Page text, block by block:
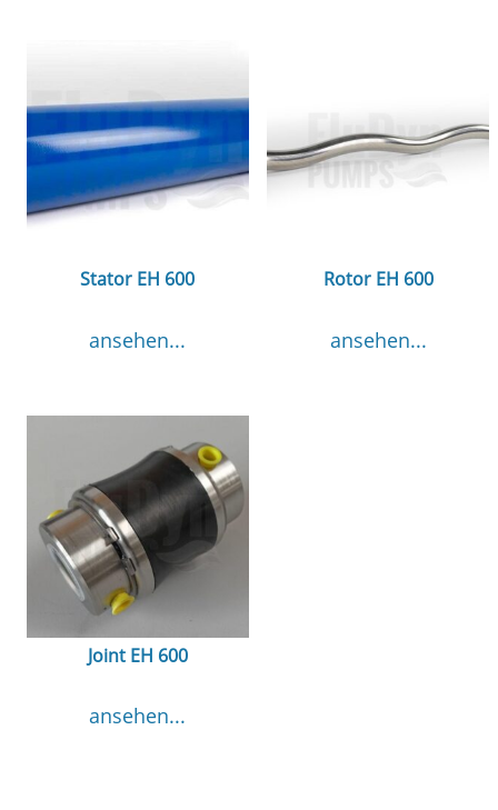
Stator EH 600
ansehen...
Rotor EH 600
ansehen...
Joint EH 600
ansehen...